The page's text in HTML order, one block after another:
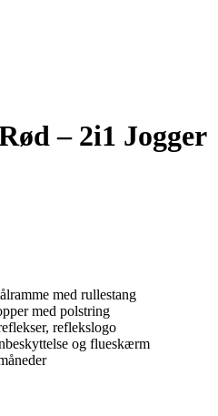
– 2i1 Jogger
med rullestang
med polstring
reflekslogo
og flueskærm